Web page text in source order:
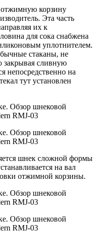
отжимную корзину
Эта часть
их к
для сока снабжена
уплотнителем.
стаканы, не
закрывая сливную
непосредственно на
тут установлен
шнек сложной формы
на вал
отжимной корзины.